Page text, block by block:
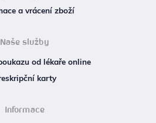
a vrácení zboží
Naše služby
od lékaře online
karty
Informace